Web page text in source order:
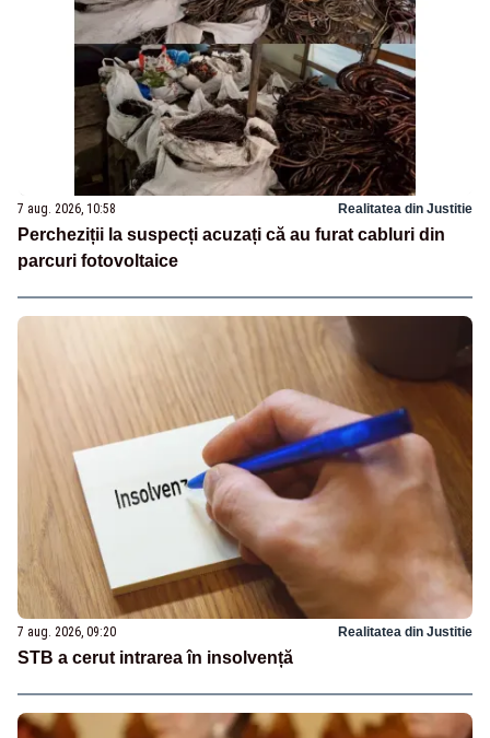
7 aug. 2026, 10:58 Realitatea din Justitie
Percheziții la suspecți acuzați că au furat cabluri din
parcuri fotovoltaice
7 aug. 2026, 09:20 Realitatea din Justitie
STB a cerut intrarea în insolvență